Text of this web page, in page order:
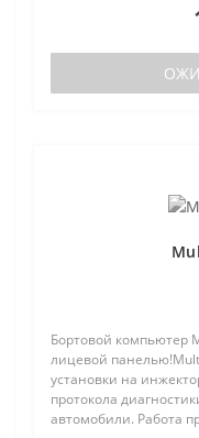
Бортовой компьютер
лицевой
установки на
протокола
автомобили. Работа